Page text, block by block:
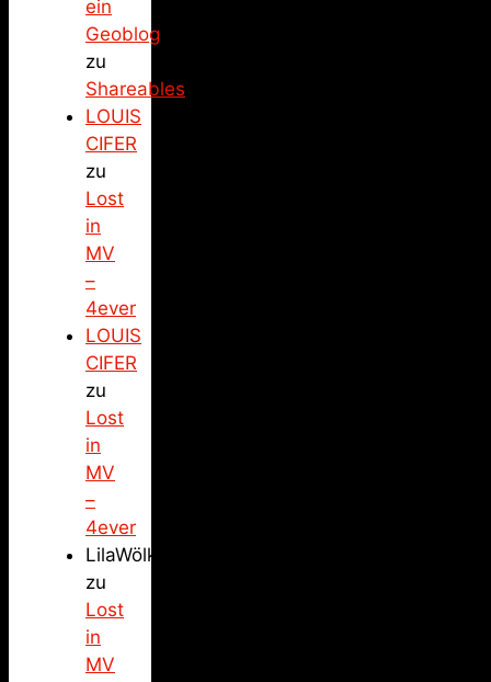
ein
Geoblog
zu
Shareables
LOUIS
CIFER
zu
Lost
in
MV
–
4ever
LOUIS
CIFER
zu
Lost
in
MV
–
4ever
LilaWölkchen
zu
Lost
in
MV